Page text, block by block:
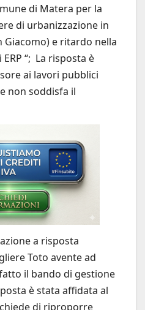
di Matera per la
di urbanizzazione in
Giacomo) e ritardo nella
“; La risposta è
ai lavori pubblici
non soddisfa il
a risposta
Toto avente ad
il bando di gestione
è stata affidata al
di riproporre